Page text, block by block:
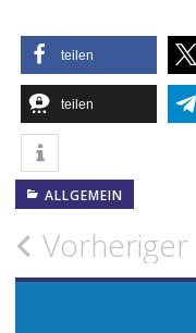
teilen
teilen
ALLGEMEIN
Vorheriger